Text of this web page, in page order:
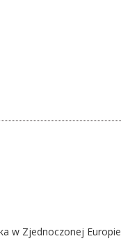
w Zjednoczonej